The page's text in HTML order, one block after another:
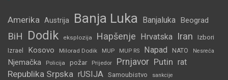
Amerika Austrija Banja Luka Banjaluka Beograd
BiH Dodik eksplozija Hapšenje Hrvatska Iran Izbori
Izrael Kosovo Milorad Dodik MUP MUP RS Napad NATO Nesreća
Njemačka Policija požar Prijedor Prnjavor Putin rat
Republika Srpska rUSIJA Samoubistvo sankcije